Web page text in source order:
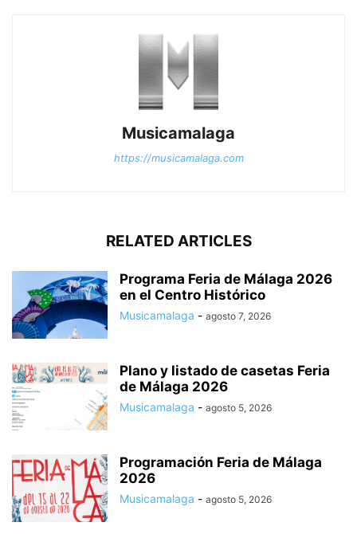
Musicamalaga
https://musicamalaga.com
RELATED ARTICLES
Programa Feria de Málaga 2026
en el Centro Histórico
Musicamalaga - agosto 7, 2026
Plano y listado de casetas Feria
de Málaga 2026
Musicamalaga - agosto 5, 2026
Programación Feria de Málaga
2026
Musicamalaga - agosto 5, 2026